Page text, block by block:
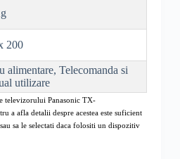
200
alimentare, Telecomanda si
utilizare
televizorului Panasonic TX-
a afla detalii despre acestea este suficient
sa le selectati daca folositi un dispozitiv